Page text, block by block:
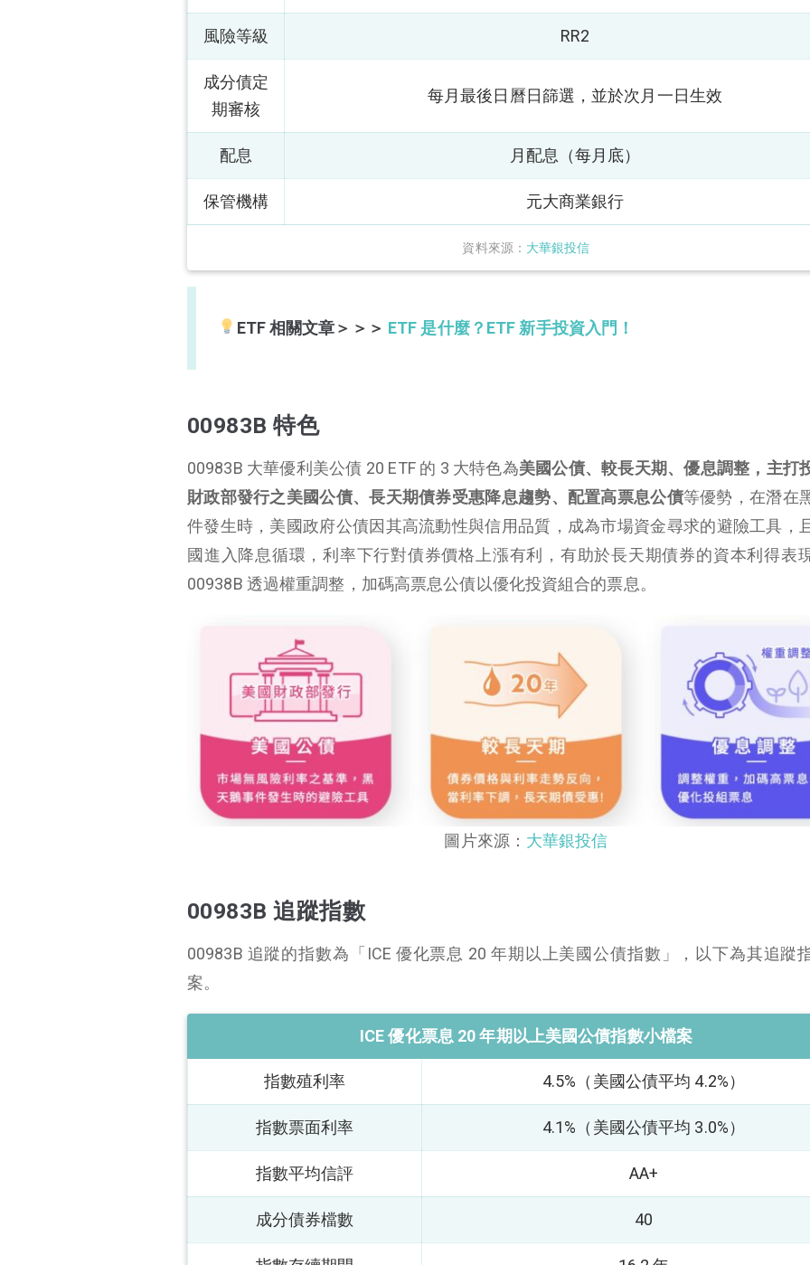
資料來源： 大華銀投信
風險等級 RR2
成分債定
期審核
每月最後日曆日篩選，並於次月一日生效
配息 月配息（每月底）
保管機構 元大商業銀行
ETF 相關文章＞＞＞ ETF 是什麼？ETF 新手投資入門！
00983B 特色
00983B 大華優利美公債 20 ETF 的 3 大特色為美國公債、較長天期、優息調整，主打
財政部發行之美國公債、長天期債券受惠降息趨勢、配置高票息公債等優勢，在潛在
件發生時，美國政府公債因其高流動性與信用品質，成為市場資金尋求的避險工具，
國進入降息循環，利率下行對債券價格上漲有利，有助於長天期債券的資本利得表
00938B 透過權重調整，加碼高票息公債以優化投資組合的票息。
圖片來源： 大華銀投信
00983B 追蹤指數
00983B 追蹤的指數為「ICE 優化票息 20 年期以上美國公債指數」，以下為其追蹤
案。
ICE 優化票息 20 年期以上美國公債指數小檔案
指數殖利率 4.5%（美國公債平均 4.2%）
指數票面利率 4.1%（美國公債平均 3.0%）
指數平均信評 AA+
成分債券檔數 40